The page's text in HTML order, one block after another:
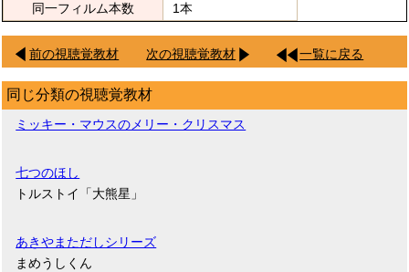
同一フィルム本数
1本
前の視聴覚教材 次の視聴覚教材 一覧に戻る
同じ分類の視聴覚教材
ミッキー・マウスのメリー・クリスマス
七つのほし
トルストイ「大熊星」
あきやまただしシリーズ
まめうしくん